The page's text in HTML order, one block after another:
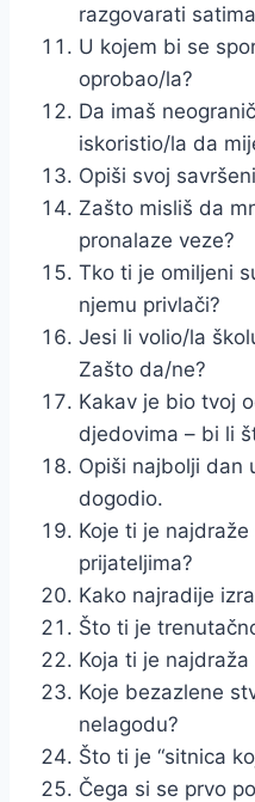
razgovarati
U kojem bi se
oprobao/la?
Da imaš
iskoristio/la da
Opiši svoj
Zašto misliš da
pronalaze veze?
Tko ti je omiljeni
njemu privlači?
Jesi li volio/la
Zašto da/ne?
Kakav je bio tvoj
djedovima – bi li
Opiši najbolji dan
dogodio.
Koje ti je
prijateljima?
Kako najradije
Što ti je
Koja ti je
Koje bezazlene
nelagodu?
Što ti je “sitnica
Čega si se prvo